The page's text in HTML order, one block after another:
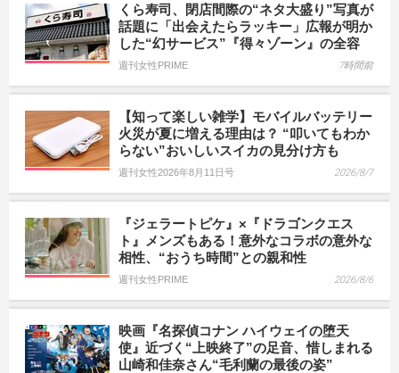
くら寿司、閉店間際の“ネタ大盛り”写真が
話題に「出会えたらラッキー」広報が明か
した“幻サービス”『得々ゾーン』の全容
週刊女性PRIME 7時間前
【知って楽しい雑学】モバイルバッテリー
火災が夏に増える理由は？ “叩いてもわか
らない”おいしいスイカの見分け方も
週刊女性2026年8月11日号 2026/8/7
『ジェラートピケ』×『ドラゴンクエス
ト』メンズもある！意外なコラボの意外な
相性、“おうち時間”との親和性
週刊女性PRIME 2026/8/6
映画『名探偵コナン ハイウェイの堕天
使』近づく“上映終了”の足音、惜しまれる
山崎和佳奈さん“毛利蘭の最後の姿”